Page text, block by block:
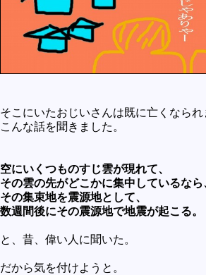
プログラミング(JavaScript)
そこにいたおじいさんは既に亡くなられ
こんな話を聞きました。
空にいくつものすじ雲が現れて、
その雲の先がどこかに集中しているなら
その集束地を震源地として、
数週間後にその震源地で地震が起こる。
と、昔、偉い人に聞いた。
だから気を付けようと。